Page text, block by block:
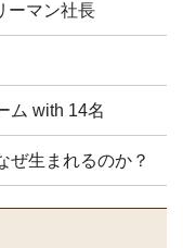
ーマン社長
ム with 14名
ぜ生まれるのか？